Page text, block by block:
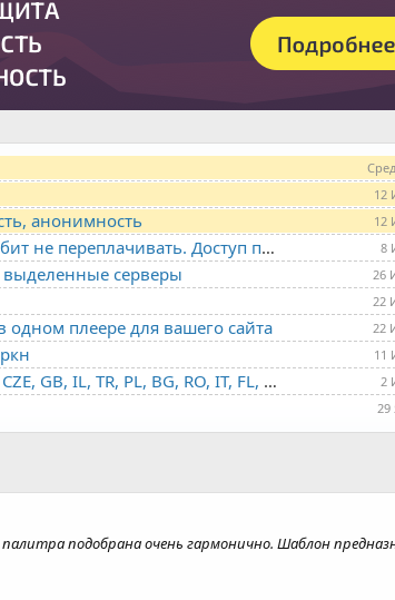
12
анонимность 12
LITE.HOST - хостинг и серверы от 99 рублей для тех, кто любит не переплачивать. Доступ по SSH, поддержка PHP, GIT, COMPOSER, сертификаты Let's Encrypt 8
выделенные серверы 26
22
плеере для вашего сайта 22
11
THE.HOSTING - VPS/VDS - MD, UA, USA, HK, LV, NL, CA, DE, SK, CZE, GB, IL, TR, PL, BG, RO, IT, FL, HU, PT. 2
29
подобрана очень гармонично. Шаблон